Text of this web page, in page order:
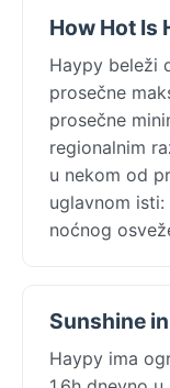
How Hot Is
Науру beleži
prosečne
prosečne
regionalnim
u nekom od
uglavnom
noćnog
Sunshine
Науру ima